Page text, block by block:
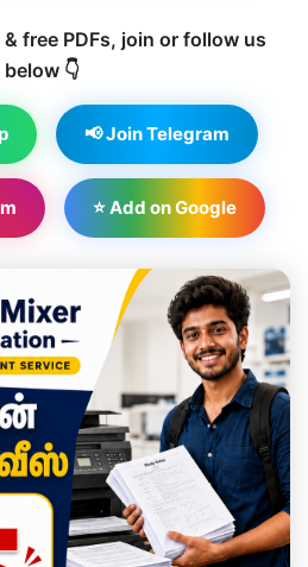
free PDFs, join or follow us
below 👇
📢 Join Telegram
⭐ Add on Google